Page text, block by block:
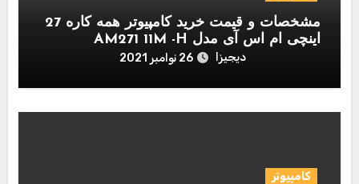
مشخصات و قیمت خرید کامپیوتر همه کاره 27
اینچی ام اس آی مدل AM271 11M -H
دیجیزا 26 نوامبر 2021
کامپیوتر